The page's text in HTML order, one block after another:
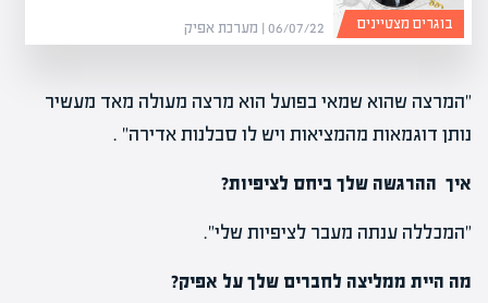
06/07/22 | מערכת אפיק בוגרים מצטיינים
"המרצה שהוא שמאי בפועל הוא מרצה מעולה מאד מעשיר
נותן דוגמאות מהמציאות ויש לו סבלנות אדירה" .
איך ההרגשה שלך ביחס לציפיות?
"המכללה ענתה מעבר לציפיות שלי".
מה היית ממליצה לחברים שלך על אפיק?